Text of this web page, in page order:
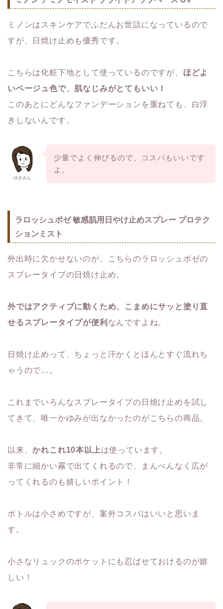
ミノンはスキンケアでふだんお世話になっているので
すが、日焼け止めも優秀です。
こちらは化粧下地として使っているのですが、 ほどよ
いベージュ色で、肌なじみがとてもいい！
このあとにどんなファンデーションを重ねても、白浮
きしないんです。
ゆきみん
少量でよく伸びるので、コスパもいいです
よ。
ラロッシュポゼ 敏感肌用日やけ止めスプレー プロテク
ションミスト
外出時に欠かせないのが、こちらのラロッシュポゼの
スプレータイプの日焼け止め。
外ではアクティブに動くため、こまめにサッと塗り直
せるスプレータイプが便利 なんですよね。
日焼け止めって、ちょっと汗かくとほんとすぐ流れち
ゃうので…。
これまでいろんなスプレータイプの日焼け止めを試し
てきて、唯一かゆみが出なかったのがこちらの商品。
以来、かれこれ10本以上は使っています。
非常に細かい霧で出てくれるので、まんべんなく広が
ってくれるのも嬉しいポイント！
ボトルは小さめですが、案外コスパはいいと思いま
す。
小さなリュックのポケットにも忍ばせておけるのが嬉
しい！